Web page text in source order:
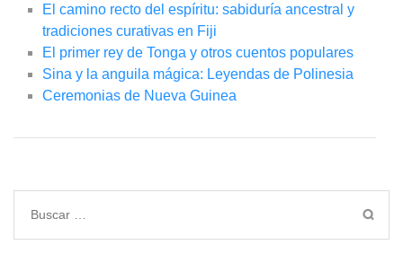
El camino recto del espíritu: sabiduría ancestral y
tradiciones curativas en Fiji
El primer rey de Tonga y otros cuentos populares
Sina y la anguila mágica: Leyendas de Polinesia
Ceremonias de Nueva Guinea